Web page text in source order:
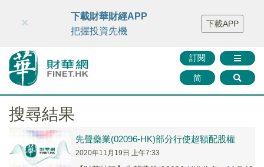
財華智庫網 FINTV FINMETA 財華證券 媒體矩陣
智庫沙龍
聯絡我們
訂閱
简
×
下載財華財經APP
把握投資先機
下載APP
搜尋結果
先聲藥業(02096-HK)部分行使超額配股權
2020年11月19日 上午7:33